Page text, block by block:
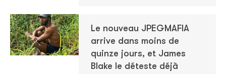
Le nouveau JPEGMAFIA
arrive dans moins de
quinze jours, et James
Blake le déteste déjà